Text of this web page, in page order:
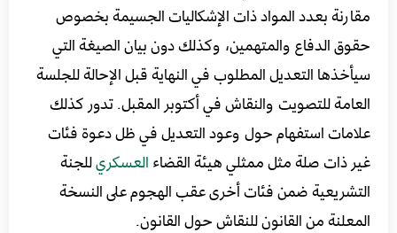
مقارنة بعدد المواد ذات الإشكاليات الجسيمة بخصوص
حقوق الدفاع والمتهمين، وكذلك دون بيان الصيغة التي
سيأخذها التعديل المطلوب في النهاية قبل الإحالة للجلسة
العامة للتصويت والنقاش في أكتوبر المقبل. تدور كذلك
علامات استفهام حول وعود التعديل في ظل دعوة فئات
غير ذات صلة مثل ممثلي هيئة القضاءالعسكريللجنة
التشريعية ضمن فئات أخرى عقب الهجوم على النسخة
المعلنة من القانون للنقاش حول القانون.